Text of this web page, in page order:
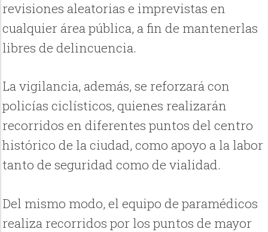
revisiones aleatorias e imprevistas en
cualquier área pública, a fin de mantenerlas
libres de delincuencia.
La vigilancia, además, se reforzará con
policías ciclísticos, quienes realizarán
recorridos en diferentes puntos del centro
histórico de la ciudad, como apoyo a la labor
tanto de seguridad como de vialidad.
Del mismo modo, el equipo de paramédicos
realiza recorridos por los puntos de mayor